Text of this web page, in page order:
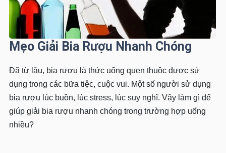
Mẹo Giải Bia Rượu Nhanh Chóng
Đã từ lâu, bia rượu là thức uống quen thuộc được sử
dụng trong các bữa tiệc, cuộc vui. Một số người sử dụng
bia rượu lúc buồn, lúc stress, lúc suy nghĩ. Vậy làm gì để
giúp giải bia rượu nhanh chóng trong trường hợp uống
nhiều?